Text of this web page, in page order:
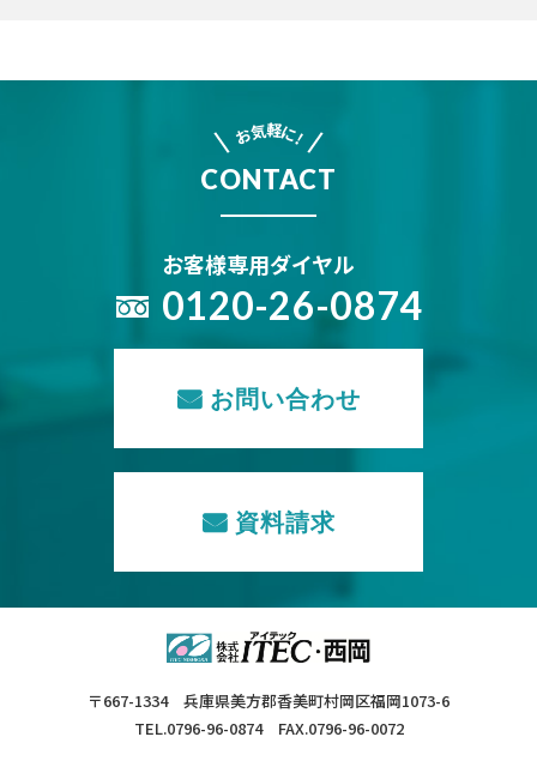
お気軽に
!
CONTACT
お客様専用ダイヤル
0120-26-0874
お問い合わせ
資料請求
〒667-1334 兵庫県美方郡香美町村岡区福岡1073-6
TEL.0796-96-0874 FAX.0796-96-0072